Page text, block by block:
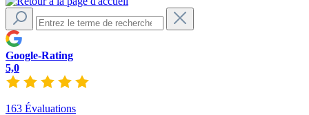
Google-Rating
5,0
163 Évaluations